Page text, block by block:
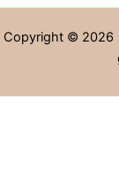
Copyright © 2026